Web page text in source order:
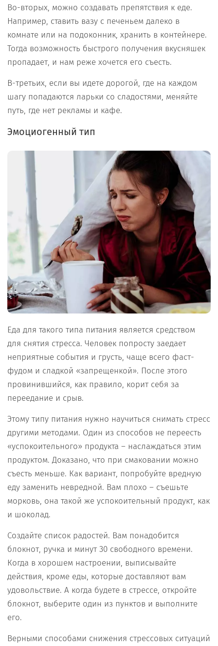
Во-вторых, можно создавать препятствия к еде.
Например, ставить вазу с печеньем далеко в
комнате или на подоконник, хранить в контейнере.
Тогда возможность быстрого получения вкусняшек
пропадает, и нам реже хочется его съесть.
В-третьих, если вы идете дорогой, где на каждом
шагу попадаются ларьки со сладостями, меняйте
путь, где нет рекламы и кафе.
Эмоциогенный тип
Еда для такого типа питания является средством
для снятия стресса. Человек попросту заедает
неприятные события и грусть, чаще всего фаст-
фудом и сладкой «запрещенкой». После этого
провинившийся, как правило, корит себя за
переедание и срыв.
Этому типу питания нужно научиться снимать стресс
другими методами. Один из способов не переесть
«успокоительного» продукта – наслаждаться этим
продуктом. Доказано, что при смаковании можно
съесть меньше. Как вариант, попробуйте вредную
еду заменить невредной. Вам плохо – съешьте
морковь, она такой же успокоительный продукт, как
и шоколад.
Создайте список радостей. Вам понадобится
блокнот, ручка и минут 30 свободного времени.
Когда в хорошем настроении, выписывайте
действия, кроме еды, которые доставляют вам
удовольствие. А когда будете в стрессе, откройте
блокнот, выберите один из пунктов и выполните
его.
Верными способами снижения стрессовых ситуаций